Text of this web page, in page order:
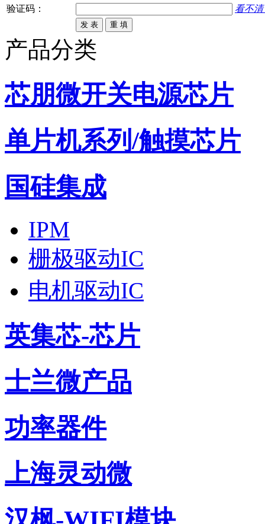
验证码：
看不
产品分类
芯朋微开关电源芯片
单片机系列/触摸芯片
国硅集成
IPM
栅极驱动IC
电机驱动IC
英集芯-芯片
士兰微产品
功率器件
上海灵动微